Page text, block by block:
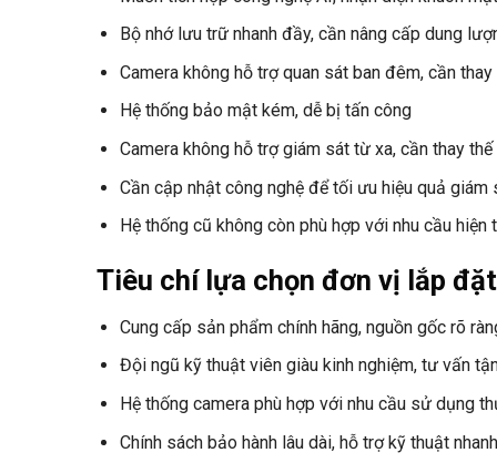
Bộ nhớ lưu trữ nhanh đầy, cần nâng cấp dung
Camera không hỗ trợ quan sát ban đêm, cần
Hệ thống bảo mật kém, dễ bị tấn công
Camera không hỗ trợ giám sát từ xa, cần thay
Cần cập nhật công nghệ để tối ưu hiệu quả giám
Hệ thống cũ không còn phù hợp với nhu cầu hiện
Tiêu chí lựa chọn đơn vị lắp
Cung cấp sản phẩm chính hãng, nguồn gốc rõ
Đội ngũ kỹ thuật viên giàu kinh nghiệm, tư vấn
Hệ thống camera phù hợp với nhu cầu sử dụng
Chính sách bảo hành lâu dài, hỗ trợ kỹ thuật